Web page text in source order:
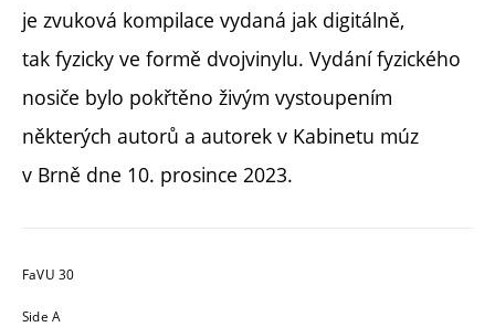
je zvuková kompilace vydaná jak digitálně,
tak fyzicky ve formě dvojvinylu. Vydání fyzického
nosiče bylo pokřtěno živým vystoupením
některých autorů a autorek v Kabinetu múz
v Brně dne 10. prosince 2023.
FaVU 30
Side A